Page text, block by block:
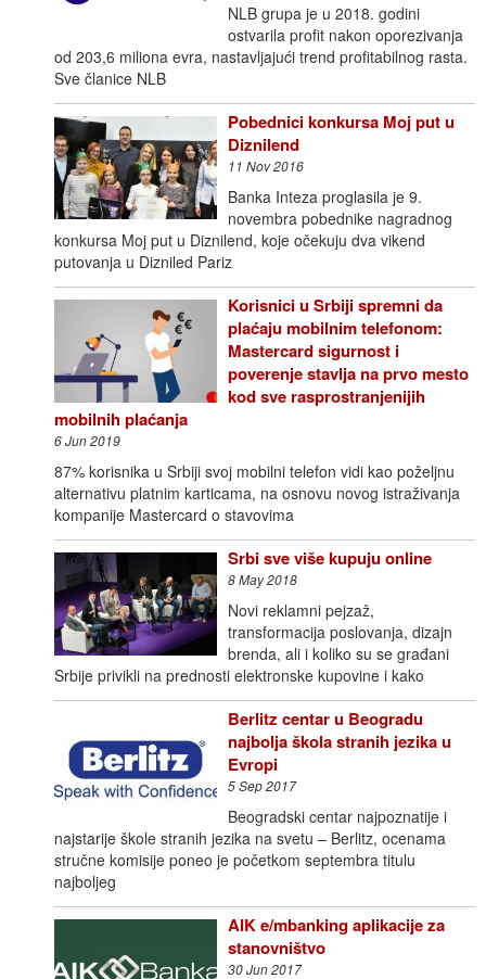
NLB grupa je u 2018. godini
ostvarila profit nakon oporezivanja
od 203,6 miliona evra, nastavljajući trend profitabilnog rasta.
Sve članice NLB
Pobednici konkursa Moj put u
Diznilend
11 Nov 2016
Banka Inteza proglasila je 9.
novembra pobednike nagradnog
konkursa Moj put u Diznilend, koje očekuju dva vikend
putovanja u Dizniled Pariz
Korisnici u Srbiji spremni da
plaćaju mobilnim telefonom:
Mastercard sigurnost i
poverenje stavlja na prvo mesto
kod sve rasprostranjenijih
mobilnih plaćanja
6 Jun 2019
87% korisnika u Srbiji svoj mobilni telefon vidi kao poželjnu
alternativu platnim karticama, na osnovu novog istraživanja
kompanije Mastercard o stavovima
Srbi sve više kupuju online
8 May 2018
Novi reklamni pejzaž,
transformacija poslovanja, dizajn
brenda, ali i koliko su se građani
Srbije privikli na prednosti elektronske kupovine i kako
Berlitz centar u Beogradu
najbolja škola stranih jezika u
Evropi
5 Sep 2017
Beogradski centar najpoznatije i
najstarije škole stranih jezika na svetu – Berlitz, ocenama
stručne komisije poneo je početkom septembra titulu
najboljeg
AIK e/mbanking aplikacije za
stanovništvo
30 Jun 2017